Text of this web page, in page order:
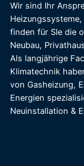
Wir sind Ihr
finden für SIe die
Neubau,
Als langjährige
Klimatechnik
von Gasheizung,
Energien
Neuinstallation &